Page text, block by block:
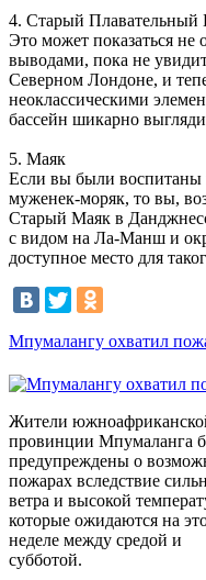
4. Старый Плавательный
Это может показаться не
выводами, пока не
Северном Лондоне, и
неоклассическими
бассейн шикарно
5. Маяк
Если вы были воспитаны
муженек-моряк, то вы,
Старый Маяк в
с видом на Ла-Манш и
доступное место для
Мпумалангу охватил
Жители
провинции Мпумаланга
предупреждены о
пожарах вследствие
ветра и высокой
которые ожидаются на
неделе между средой и
субботой.